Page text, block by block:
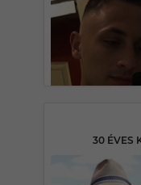
30 ÉVES